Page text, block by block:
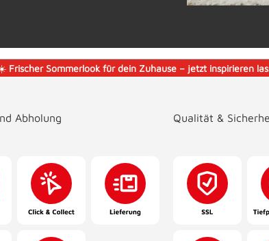
Frischer Sommerlook für dein Zuhause – jetzt inspirieren
Abholung Qualität &